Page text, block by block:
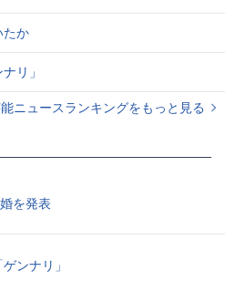
たか
リ」
ニュースランキングをもっと見る
を発表
ンナリ」